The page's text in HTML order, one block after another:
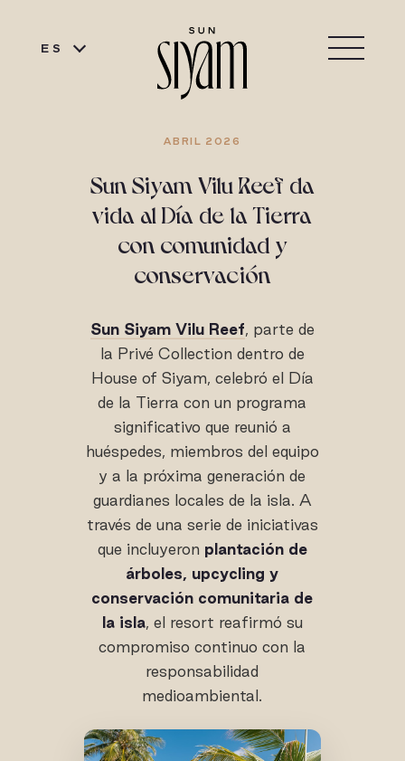
ES
ABRIL 2026
Sun Siyam Vilu Reef da
vida al Día de la Tierra
con comunidad y
conservación
Sun Siyam Vilu Reef, parte de
la Privé Collection dentro de
House of Siyam, celebró el Día
de la Tierra con un programa
significativo que reunió a
huéspedes, miembros del equipo
y a la próxima generación de
guardianes locales de la isla. A
través de una serie de iniciativas
que incluyeron plantación de
árboles, upcycling y
conservación comunitaria de
la isla, el resort reafirmó su
compromiso continuo con la
responsabilidad
medioambiental.